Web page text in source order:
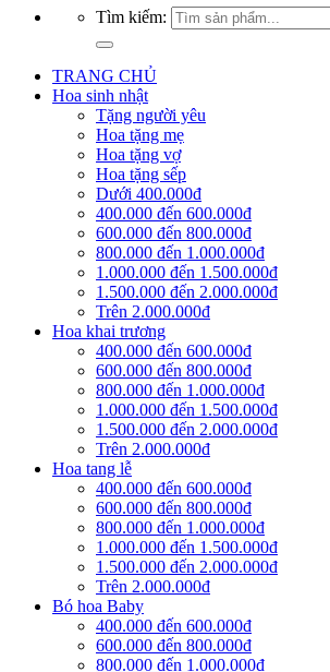
Tìm kiếm:
TRANG CHỦ
Hoa sinh nhật
Tặng người yêu
Hoa tặng mẹ
Hoa tặng vợ
Hoa tặng sếp
Dưới 400.000đ
400.000 đến 600.000đ
600.000 đến 800.000đ
800.000 đến 1.000.000đ
1.000.000 đến 1.500.000đ
1.500.000 đến 2.000.000đ
Trên 2.000.000đ
Hoa khai trương
400.000 đến 600.000đ
600.000 đến 800.000đ
800.000 đến 1.000.000đ
1.000.000 đến 1.500.000đ
1.500.000 đến 2.000.000đ
Trên 2.000.000đ
Hoa tang lễ
400.000 đến 600.000đ
600.000 đến 800.000đ
800.000 đến 1.000.000đ
1.000.000 đến 1.500.000đ
1.500.000 đến 2.000.000đ
Trên 2.000.000đ
Bó hoa Baby
400.000 đến 600.000đ
600.000 đến 800.000đ
800.000 đến 1.000.000đ